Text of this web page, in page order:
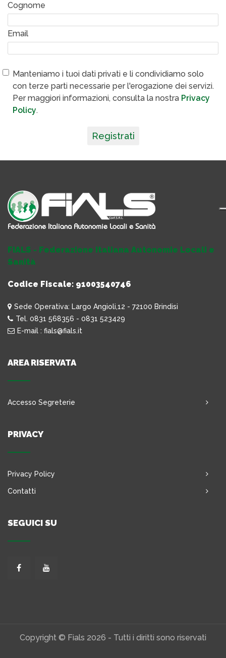
Cognome
Email
Manteniamo i tuoi dati privati e li condividiamo solo
con terze parti necessarie per l'erogazione dei servizi.
Per maggiori informazioni, consulta la nostra Privacy
Policy.
Registrati
FIALS - Federazione Italiana Autonomie Locali e
Sanità
Codice Fiscale: 91003540746
Sede Operativa: Largo Angioli,12 - 72100 Brindisi
Tel. 0831 568356 - 0831 523429
E-mail : fials@fials.it
AREA RISERVATA
Accesso Segreterie
PRIVACY
Privacy Policy
Contatti
SEGUICI SU
Copyright © Fials 2026 - Tutti i diritti sono riservati